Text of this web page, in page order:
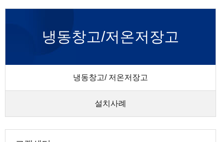
냉동창고/저온저장고
냉동창고/ 저온저장고
설치사례